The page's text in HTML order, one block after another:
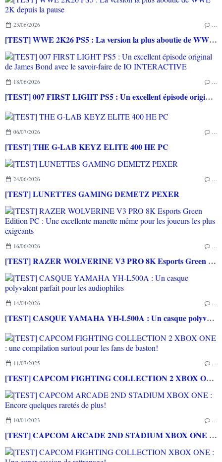
23/06/2026
[TEST] WWE 2K26 PS5 : La version la plus aboutie de WWE 2K depuis la pause
18/06/2026
[TEST] 007 FIRST LIGHT PS5 : Un excellent épisode original de James Bond avec le savoir-faire de IO INTERACTIVE
06/07/2026
[TEST] THE G-LAB KEYZ ELITE 400 HE PC
24/06/2026
[TEST] LUNETTES GAMING DEMETZ PEXER
16/06/2026
[TEST] RAZER WOLVERINE V3 PRO 8K Esports Green Edition PC : Une excellente manette même pour les joueurs les plus exigeants
14/04/2026
[TEST] CASQUE YAMAHA YH-L500A : Un casque polyvalent parfait pour les audiophiles
11/07/2025
[TEST] CAPCOM FIGHTING COLLECTION 2 XBOX ONE : une compilation surtout pour les fans de baston!
10/01/2023
[TEST] CAPCOM ARCADE 2ND STADIUM XBOX ONE : Encore quelques raretés de plus!